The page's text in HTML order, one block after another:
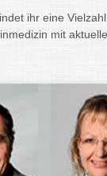
ihr eine
mit